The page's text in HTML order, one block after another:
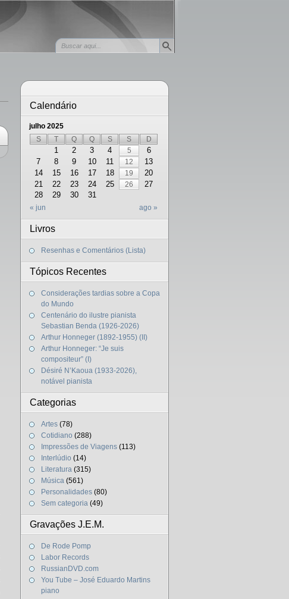
Calendário
julho 2025
S
T Q Q S S D
« jun ago »
1 2 3 4 5
6
7
8 9 10 11 12
13
14
15 16 17 18 19
20
21
22 23 24 25 26
27
28
29 30 31
Livros
Resenhas e Comentários (Lista)
Tópicos Recentes
Considerações tardias sobre a Copa
do Mundo
Centenário do ilustre pianista
Sebastian Benda (1926-2026)
Arthur Honneger (1892-1955) (II)
Arthur Honneger: “Je suis
compositeur” (I)
Désiré N’Kaoua (1933-2026),
notável pianista
Categorias
Artes (78)
Cotidiano (288)
Impressões de Viagens (113)
Interlúdio (14)
Literatura (315)
Música (561)
Personalidades (80)
Sem categoria (49)
Gravações J.E.M.
De Rode Pomp
Labor Records
RussianDVD.com
You Tube – José Eduardo Martins
piano